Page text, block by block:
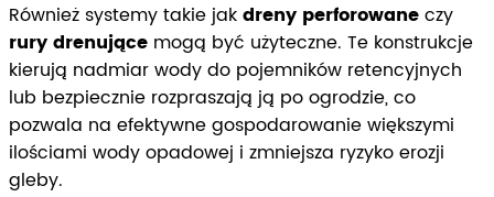
Również systemy takie jakdreny perforowaneczy
rury drenujące mogą być użyteczne. Te konstrukcje
kierują nadmiar wody do pojemników retencyjnych
lub bezpiecznie rozpraszają ją po ogrodzie, co
pozwala na efektywne gospodarowanie większymi
ilościami wody opadowej i zmniejsza ryzyko erozji
gleby.